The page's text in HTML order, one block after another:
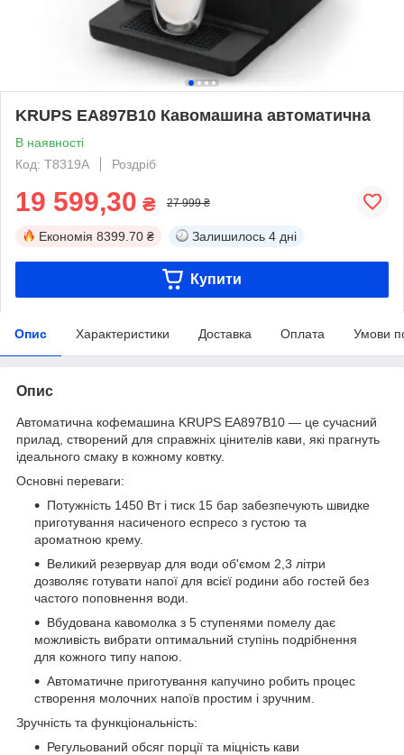
KRUPS EA897B10 Кавомашина автоматична
В наявності
Код: T8319A
Роздріб
19 599,30 ₴ 27 999 ₴
Економія 8399.70 ₴ Залишилось 4 дні
Купити
Опис Характеристики Доставка Оплата Умови
Опис
Автоматична кофемашина KRUPS EA897B10 — це сучасний
прилад, створений для справжніх цінителів кави, які прагнуть
ідеального смаку в кожному ковтку.
Основні переваги:
Потужність 1450 Вт і тиск 15 бар забезпечують швидке
приготування насиченого еспресо з густою та
ароматною крему.
Великий резервуар для води об'ємом 2,3 літри
дозволяє готувати напої для всієї родини або гостей без
частого поповнення води.
Вбудована кавомолка з 5 ступенями помелу дає
можливість вибрати оптимальний ступінь подрібнення
для кожного типу напою.
Автоматичне приготування капучино робить процес
створення молочних напоїв простим і зручним.
Зручність та функціональність:
Регульований обсяг порції та міцність кави